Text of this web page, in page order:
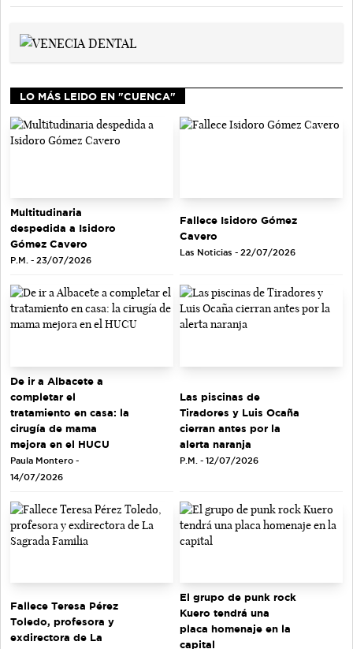
LO MÁS LEIDO EN "CUENCA"
Multitudinaria
despedida a Isidoro
Gómez Cavero
P.M. - 23/07/2026
Fallece Isidoro Gómez
Cavero
Las Noticias - 22/07/2026
De ir a Albacete a
completar el
tratamiento en casa: la
cirugía de mama
mejora en el HUCU
Paula Montero -
14/07/2026
Las piscinas de
Tiradores y Luis Ocaña
cierran antes por la
alerta naranja
P.M. - 12/07/2026
Fallece Teresa Pérez
Toledo, profesora y
exdirectora de La
El grupo de punk rock
Kuero tendrá una
placa homenaje en la
capital